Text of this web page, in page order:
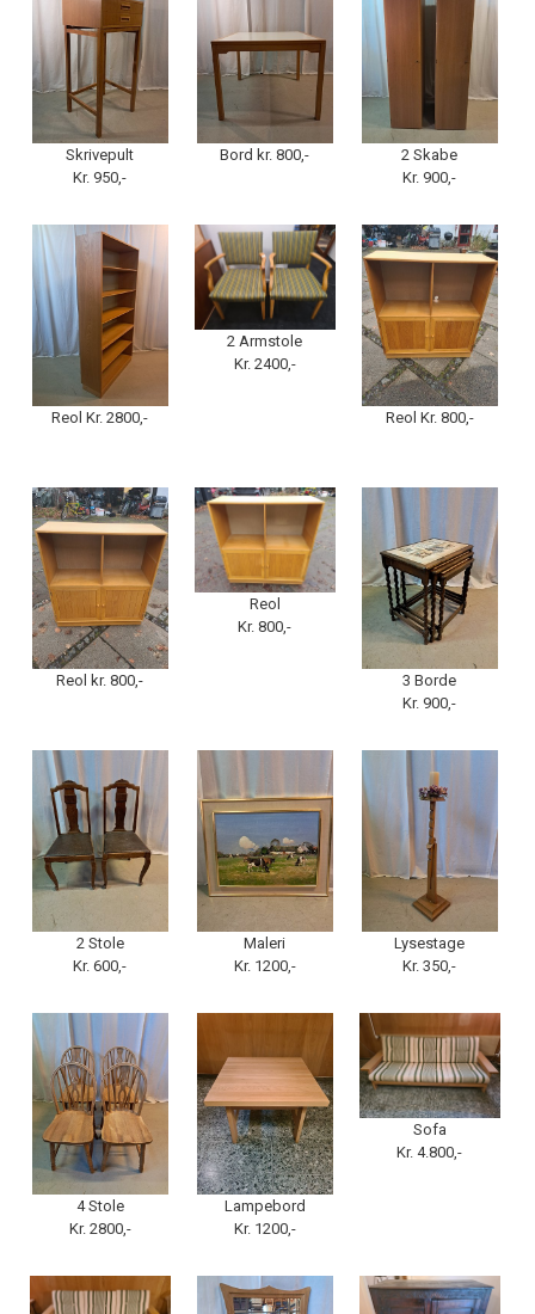
Skrivepult
Kr. 950,-
Bord kr. 800,-
2 Skabe
Kr. 900,-
Reol Kr. 2800,-
2 Armstole
Kr. 2400,-
Reol Kr. 800,-
Reol kr. 800,-
Reol
Kr. 800,-
3 Borde
Kr. 900,-
2 Stole
Kr. 600,-
Maleri
Kr. 1200,-
Lysestage
Kr. 350,-
4 Stole
Kr. 2800,-
Lampebord
Kr. 1200,-
Sofa
Kr. 4.800,-